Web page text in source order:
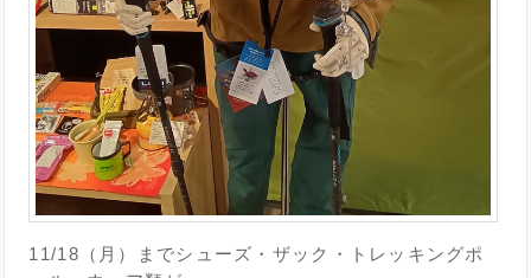
11/18（月）までシューズ・ザック・トレッキングポ